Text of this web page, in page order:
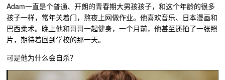
Adam一直是个普通、开朗的青春期大男孩孩子，和这个年龄的很多
孩子一样，常年关着门，熬夜上网做作业。他喜欢音乐、日本漫画和
巴西柔术。晚上他和哥哥一起健身，一个月前，他甚至还拍了一张照
片，期待着回到学校的那一天。
可是他为什么会自杀？